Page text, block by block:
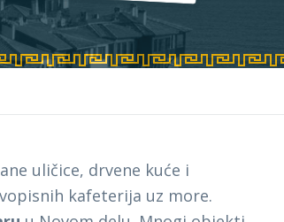
uličice, drvene kuće i
kafeterija uz more.